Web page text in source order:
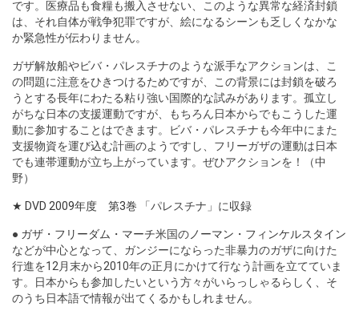
です。医療品も食糧も搬入させない、このような異常な経済封鎖
は、それ自体が戦争犯罪ですが、絵になるシーンも乏しくなかな
か緊急性が伝わりません。
ガザ解放船やビバ・パレスチナのような派手なアクションは、こ
の問題に注意をひきつけるためですが、この背景には封鎖を破ろ
うとする長年にわたる粘り強い国際的な試みがあります。孤立し
がちな日本の支援運動ですが、もちろん日本からでもこうした運
動に参加することはできます。ビバ・パレスチナも今年中にまた
支援物資を運び込む計画のようですし、フリーガザの運動は日本
でも連帯運動が立ち上がっています。ぜひアクションを！（中
野）
★ DVD 2009年度 第3巻 「パレスチナ」に収録
● ガザ・フリーダム・マーチ米国の ノーマン・フィンケルスタイン
などが中心となって、ガンジーにならった非暴力のガザに向けた
行進を12月末から2010年の正月にかけて行なう計画を立てていま
す。日本からも参加したいという方々がいらっしゃるらしく、そ
のうち日本語で情報が出てくるかもしれません。